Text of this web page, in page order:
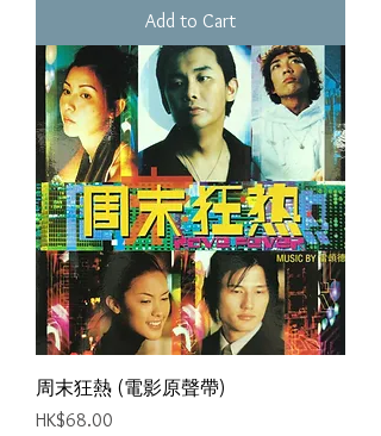
Add to Cart
周末狂熱 (電影原聲帶)
Price
HK$68.00